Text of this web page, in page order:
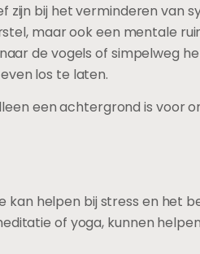
bij het verminderen van
maar ook een mentale
de vogels of simpelweg
los te laten.
een achtergrond is voor
helpen bij stress en het
of yoga, kunnen